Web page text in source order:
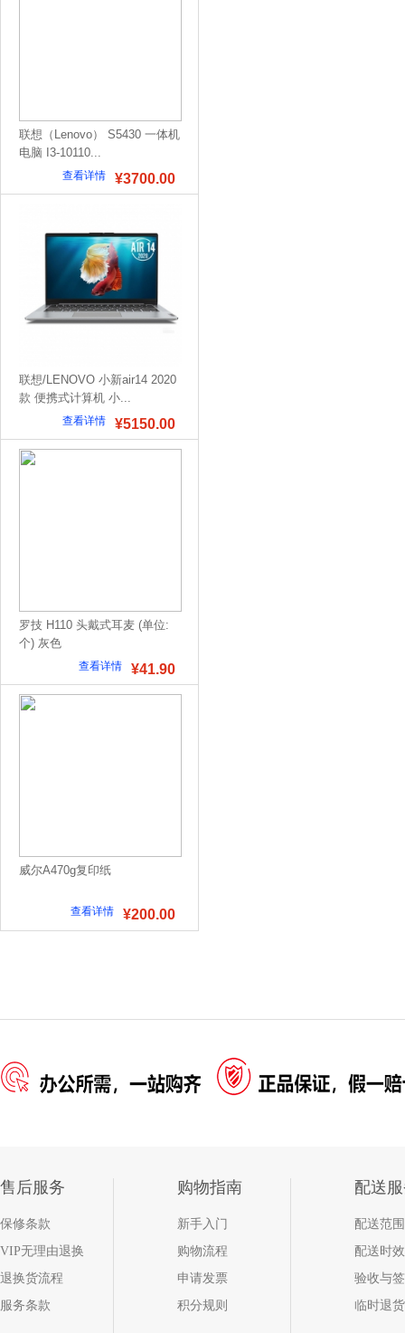
联想（Lenovo） S5430 一体机
电脑 I3-10110...
¥3700.00
查看详情
联想/LENOVO 小新air14 2020
款 便携式计算机 小...
¥5150.00
查看详情
罗技 H110 头戴式耳麦 (单位:
个) 灰色
¥41.90
查看详情
威尔A470g复印纸
¥200.00
查看详情
售后服务
保修条款
VIP无理由退换
退换货流程
服务条款
购物指南
新手入门
购物流程
申请发票
积分规则
配送
配送范围
配送时效
验收与
临时退货